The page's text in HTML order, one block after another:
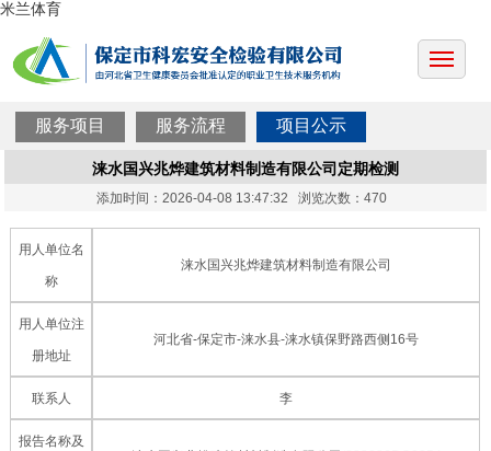
米兰体育
服务项目 服务流程 项目公示
涞水国兴兆烨建筑材料制造有限公司定期检测
添加时间：2026-04-08 13:47:32 浏览次数：470
用人单位名
称
涞水国兴兆烨建筑材料制造有限公司
用人单位注
册地址
河北省-保定市-涞水县-涞水镇保野路西侧16号
联系人 李
报告名称及